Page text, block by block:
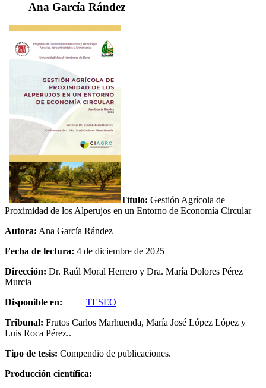
Ana García Rández
Título: Gestión Agrícola de
Proximidad de los Alperujos en un Entorno de Economía Circular
Autora: Ana García Rández
Fecha de lectura: 4 de diciembre de 2025
Dirección: Dr. Raúl Moral Herrero y Dra. María Dolores Pérez
Murcia
Disponible en: TESEO
Tribunal: Frutos Carlos Marhuenda, María José López López y
Luis Roca Pérez..
Tipo de tesis: Compendio de publicaciones.
Producción científica: